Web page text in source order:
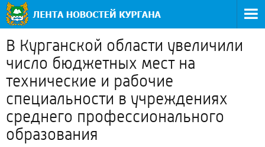
В Курганской области увеличили
число бюджетных мест на
технические и рабочие
специальности в учреждениях
среднего профессионального
образования